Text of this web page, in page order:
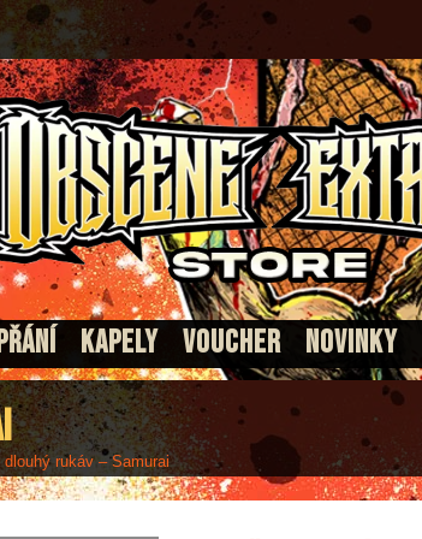
KAPELY VOUCHER NOVINKY
dlouhý rukáv – Samurai